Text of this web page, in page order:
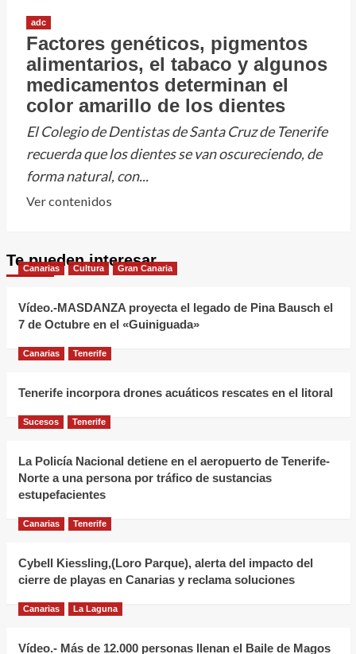
adc
Factores genéticos, pigmentos
alimentarios, el tabaco y algunos
medicamentos determinan el
color amarillo de los dientes
El Colegio de Dentistas de Santa Cruz de Tenerife
recuerda que los dientes se van oscureciendo, de
forma natural, con...
Ver contenidosLeer
Factores
genéticos,
alimentarios,
tabaco
algunos
el
color
de
dientes
Te pueden interesar
Canarias Cultura Gran Canaria
Vídeo.-MASDANZA proyecta el legado de Pina Bausch el
7 de Octubre en el «Guiniguada»
Canarias Tenerife
Tenerife incorpora drones acuáticos rescates en el litoral
Sucesos Tenerife
La Policía Nacional detiene en el aeropuerto de Tenerife-
Norte a una persona por tráfico de sustancias
estupefacientes
Canarias Tenerife
Cybell Kiessling,(Loro Parque), alerta del impacto del
cierre de playas en Canarias y reclama soluciones
Canarias La Laguna
Vídeo.- Más de 12.000 personas llenan el Baile de Magos